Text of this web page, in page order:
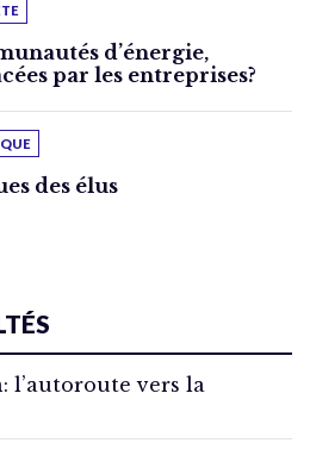
d’énergie,
par les entreprises?
des élus
l’autoroute vers la